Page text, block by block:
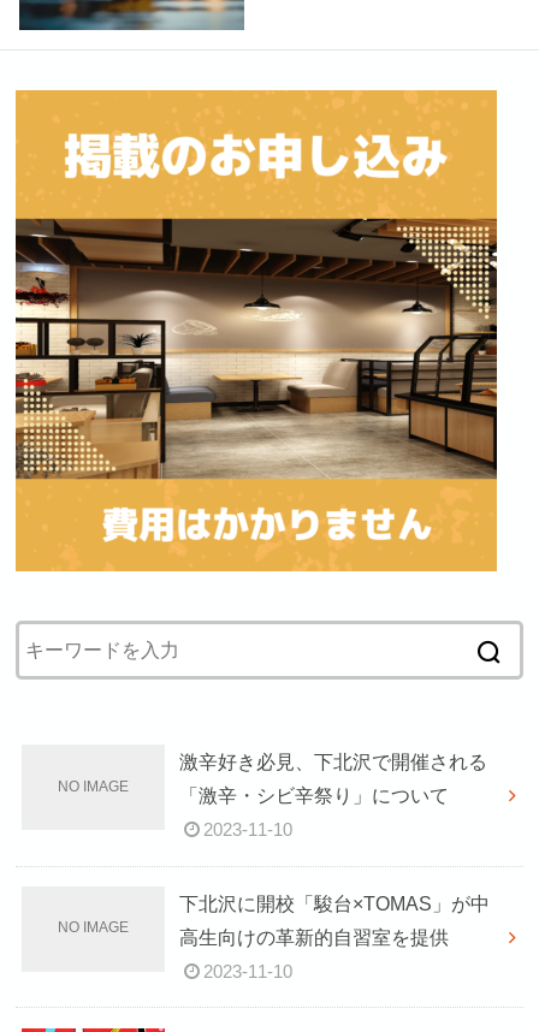
激辛好き必見、下北沢で開催される
「激辛・シビ辛祭り」について
2023-11-10
下北沢に開校「駿台×TOMAS」が中
高生向けの革新的自習室を提供
2023-11-10